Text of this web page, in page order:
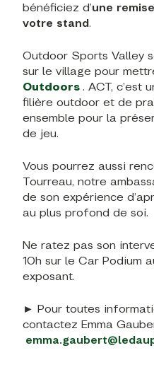
bénéficiez d’une
votre stand.
Outdoor Sports Valley
sur le village pour
Outdoors . ACT, c’est
filière outdoor et de
ensemble pour la
de jeu.
Vous pourrez aussi
Tourreau, notre
de son expérience
au plus profond de soi.
Ne ratez pas son
10h sur le Car Podium
exposant.
► Pour toutes
contactez Emma